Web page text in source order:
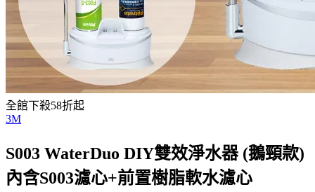
全館下殺58折起
3M
S003 WaterDuo DIY雙效淨水器 (鵝頸款)
內含S003濾心+前置樹脂軟水濾心